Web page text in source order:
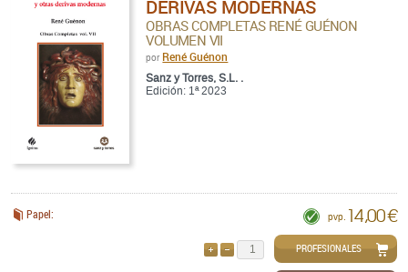
DERIVAS MODERNAS
OBRAS COMPLETAS RENÉ GUÉNON
VOLUMEN VII
por René Guénon
Sanz y Torres, S.L. .
Edición: 1ª 2023
Papel: pvp. 14,00 €
QUITARPROFESIONALES